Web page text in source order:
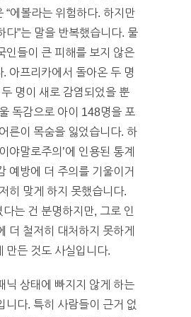
“에볼라는 위험하다. 하지만
다”는 말을 반복했습니다. 물
인들이 큰 피해를 보지 않은
아프리카에서 돌아온 두 명
명이 새로 감염되었을 뿐
독감으로 아이 148명을 포
른이 목숨을 잃었습니다. 하
야말로주의’에 인용된 통계
예방에 더 주의를 기울이거
히 맞게 하지 못했습니다.
는 건 분명하지만, 그로 인
더 철저히 대처하지 못하게
만든 것도 사실입니다.
닉 상태에 빠지지 않게 하는
니다. 특히 사람들이 근거 없